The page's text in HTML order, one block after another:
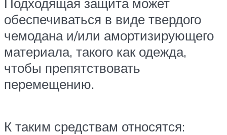
Подходящая защита может
обеспечиваться в виде твердого
чемодана и/или амортизирующего
материала, такого как одежда,
чтобы препятствовать
перемещению.
К таким средствам относятся: